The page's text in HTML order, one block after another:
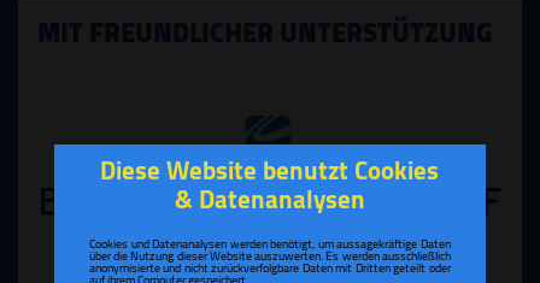
Diese Website benutzt Cookies
& Datenanalysen
Cookies und Datenanalysen werden benötigt, um aussagekräftige Daten
über die Nutzung dieser Website auszuwerten. Es werden ausschließlich
anonymisierte und nicht zurückverfolgbare Daten mit Dritten geteilt oder